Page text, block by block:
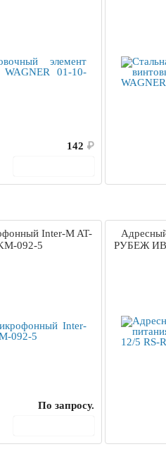
142 ₽
Inter-M AT-
092-5
По запросу.
РУБЕЖ